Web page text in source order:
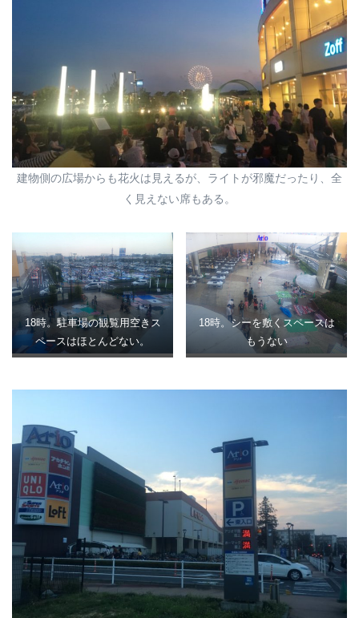
建物側の広場からも花火は見えるが、ライトが邪魔だったり、全
く見えない席もある。
18時。駐車場の観覧用空きス
ペースはほとんどない。
18時。シーを敷くスペースは
もうない